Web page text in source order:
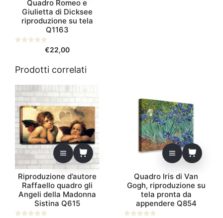
Quadro Romeo e
Giulietta di Dicksee
riproduzione su tela
Q1163
5
€22,00
Prodotti correlati
Riproduzione d’autore
Raffaello quadro gli
Angeli della Madonna
Sistina Q615
Quadro Iris di Van
Gogh, riproduzione su
tela pronta da
appendere Q854